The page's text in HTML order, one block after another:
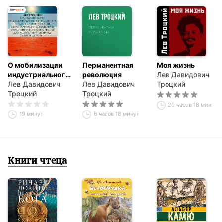
О мобилизации
индустриального
пролетариата,
трудовой
повинности,
милитаризации
хозяйства и
хозяйственных
нужд (тезисы ЦК
РКП)
Лев Давидович
Троцкий
19 минут
Перманентная
революция
Лев Давидович
Троцкий
6 часов 18 минут
Моя жизнь
Лев Давидович
Троцкий
20 часов 18 минут
Книги чтеца